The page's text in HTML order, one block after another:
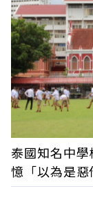
泰國知名中
憶「以為是惡